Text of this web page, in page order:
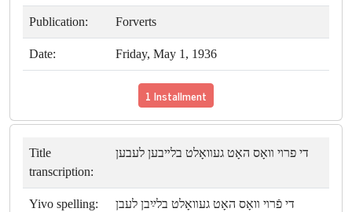
Publication: Forverts
Date: Friday, May 1, 1936
1 Installment
Title
transcription:
די פרױ װאָס האָט געװאָלט בלײבען לעבען
Yivo spelling: די פֿרױ װאָס האָט געװאָלט בלײַבן לעבן